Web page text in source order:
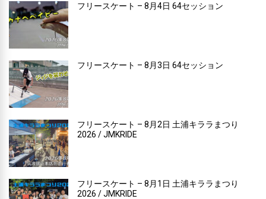
フリースケート – 8月4日 64セッション
フリースケート – 8月3日 64セッション
フリースケート – 8月2日 土浦キララまつり
2026 / JMKRIDE
フリースケート – 8月1日 土浦キララまつり
2026 / JMKRIDE